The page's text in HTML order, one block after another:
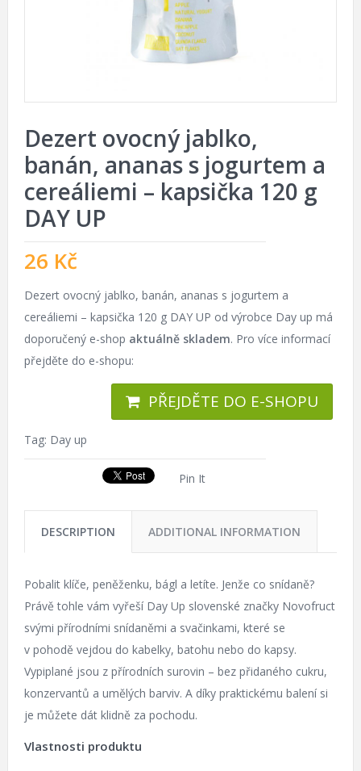
Dezert ovocný jablko,
banán, ananas s jogurtem a
cereáliemi – kapsička 120 g
DAY UP
26 Kč
Dezert ovocný jablko, banán, ananas s jogurtem a
cereáliemi – kapsička 120 g DAY UP od výrobce Day up má
doporučený e-shop aktuálně skladem. Pro více informací
přejděte do e-shopu:
PŘEJDĚTE DO E-SHOPU
Tag: Day up
Pin It
DESCRIPTION ADDITIONAL INFORMATION
Pobalit klíče, peněženku, bágl a letíte. Jenže co snídaně?
Právě tohle vám vyřeší Day Up slovenské značky Novofruct
svými přírodními snídaněmi a svačinkami, které se
v pohodě vejdou do kabelky, batohu nebo do kapsy.
Vypiplané jsou z přírodních surovin – bez přidaného cukru,
konzervantů a umělých barviv. A díky praktickému balení si
je můžete dát klidně za pochodu.
Vlastnosti produktu